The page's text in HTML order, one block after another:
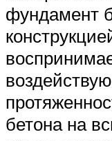
фундамент
бетона на